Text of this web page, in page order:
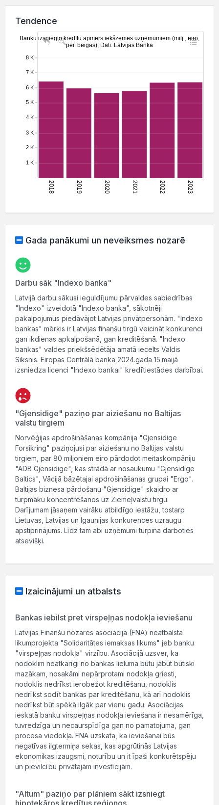
Tendence
Gada panākumi un neveiksmes nozarē
Darbu sāk "Indexo banka"
Latvijā darbu sākusi ieguldījumu pārvaldes sabiedrības
"Indexo" izveidotā "Indexo banka", sākotnēji
pakalpojumus piedāvājot Latvijas privātpersonām. "Indexo
bankas" mērķis ir Latvijas finanšu tirgū veicināt konkurenci
gan ikdienas apkalpošanā, gan kreditēšanā. "Indexo
bankas" valdes priekšsēdētāja amatā iecelts Valdis
Siksnis. Eiropas Centrālā banka 2024.gada 15.maijā
izsniedza licenci "Indexo bankai" kredītiestādes darbībai.
"Gjensidige" paziņo par aiziešanu no Baltijas
valstu tirgiem
Norvēģijas apdrošināšanas kompānija "Gjensidige
Forsikring" paziņojusi par aiziešanu no Baltijas valstu
tirgiem, par 80 miljoniem eiro pārdodot meitaskompāniju
"ADB Gjensidige", kas strādā ar nosaukumu "Gjensidige
Baltics", Vācijā bāzētajai apdrošināšanas grupai "Ergo".
Baltijas biznesa pārdošanu "Gjensidige" skaidro ar
turpmāku koncentrēšanos uz Ziemeļvalstu tirgu.
Darījumam jāsaņem vairāku atbildīgo iestāžu, tostarp
Lietuvas, Latvijas un Igaunijas konkurences uzraugu
apstiprinājums. Līdz tam abi uzņēmumi turpina darboties
atsevišķi.
Izaicinājumi un atbalsts
Bankas iebilst pret virspeļņas nodokļa ieviešanu
Latvijas Finanšu nozares asociācija (FNA) neatbalsta
likumprojekta "Solidaritātes iemaksas likums" jeb banku
"virspeļņas nodokļa" virzību. Asociācijā uzsver, ka
nodoklim neatkarīgi no bankas lieluma būtu jābūt būtiski
mazākam, nosakāmi nepārprotami nodokļa griesti,
nodoklis nedrīkst ierobežot kreditēšanu, nodoklis
nedrīkst sodīt bankas par kreditēšanu, kā arī nodoklis
nedrīkst būt spēkā ilgāk par vienu gadu. Asociācijas
ieskatā banku virspeļņas nodokļa ieviešana ir nesamērīga,
tuvredzīga un necaurspīdīga gan no pamatojuma, gan
procesa viedokļa. FNA uzskata, ka ieviešanai būs
negatīvas ilgtermiņa sekas, kas apgrūtinās Latvijas
ekonomikas izaugsmi, noturību un it īpaši konkurētspēju
un pievilcību privātajām investīcijām.
"Altum" paziņo par plāniem sākt izsniegt
hipotekāros kredītus reģionos